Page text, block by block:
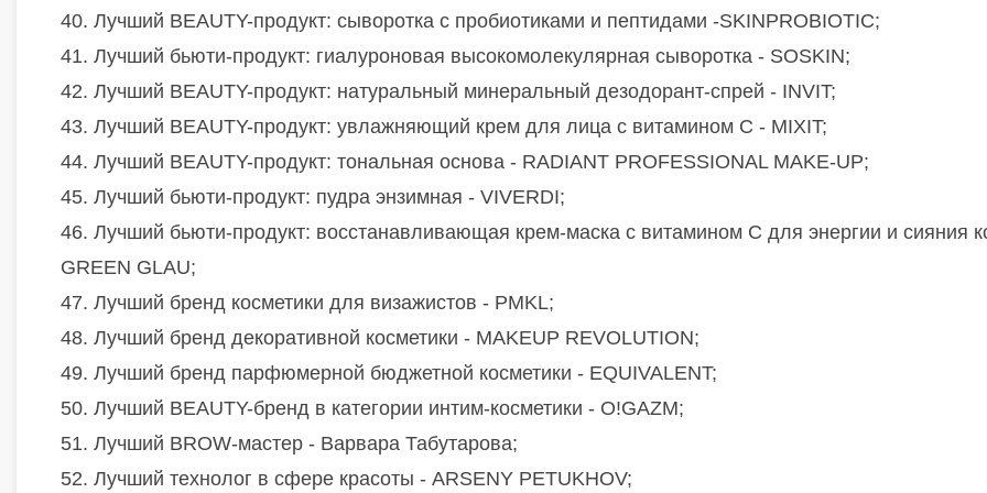
40. Лучший BEAUTY-продукт: сыворотка с пробиотиками и пептидами -SKINPROBIOTIC;
41. Лучший бьюти-продукт: гиалуроновая высокомолекулярная сыворотка - SOSKIN;
42. Лучший BEAUTY-продукт: натуральный минеральный дезодорант-спрей - INVIT;
43. Лучший BEAUTY-продукт: увлажняющий крем для лица с витамином С - MIXIT;
44. Лучший BEAUTY-продукт: тональная основа - RADIANT PROFESSIONAL MAKE-UP;
45. Лучший бьюти-продукт: пудра энзимная - VIVERDI;
46. Лучший бьюти-продукт: восстанавливающая крем-маска с витамином С для энергии и сияния
GREEN GLAU;
47. Лучший бренд косметики для визажистов - PMKL;
48. Лучший бренд декоративной косметики - MAKEUP REVOLUTION;
49. Лучший бренд парфюмерной бюджетной косметики - EQUIVALENT;
50. Лучший BEAUTY-бренд в категории интим-косметики - O!GAZM;
51. Лучший BROW-мастер - Варвара Табутарова;
52. Лучший технолог в сфере красоты - ARSENY PETUKHOV;